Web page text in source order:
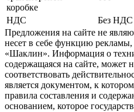
коробке
НДС
Без НДС
Предложения на сайте не
несет в себе функцию
«Шаклин». Информация о
содержащаяся на сайте, может
соответствовать
является документом, к
правила составления и
основанием, которое